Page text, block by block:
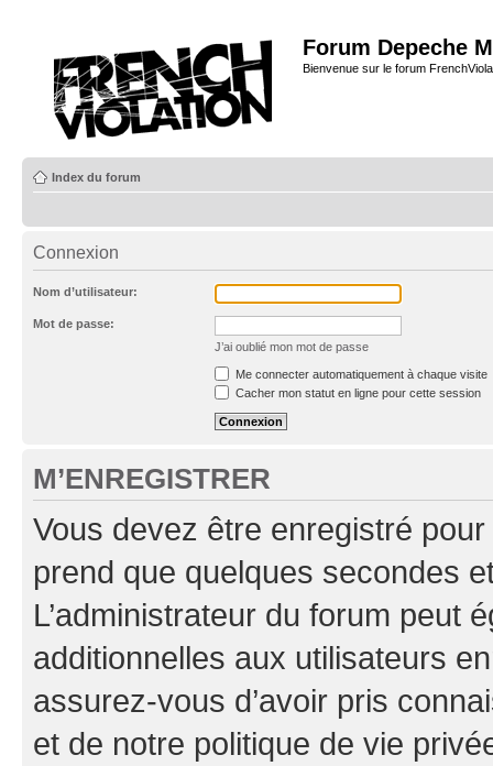
Forum Depeche
Bienvenue sur le forum
Index du forum
Connexion
Nom d’utilisateur:
Mot de passe:
J’ai oublié mon mot de passe
Me connecter automatiquement à chaque visite
Cacher mon statut en ligne pour cette session
M’ENREGISTRER
Vous devez être enregistré
prend que quelques secondes
L’administrateur du forum peut
additionnelles aux utilisateurs
assurez-vous d’avoir pris
et de notre politique de vie